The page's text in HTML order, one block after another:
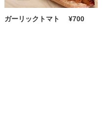
ガーリックトマト ¥700